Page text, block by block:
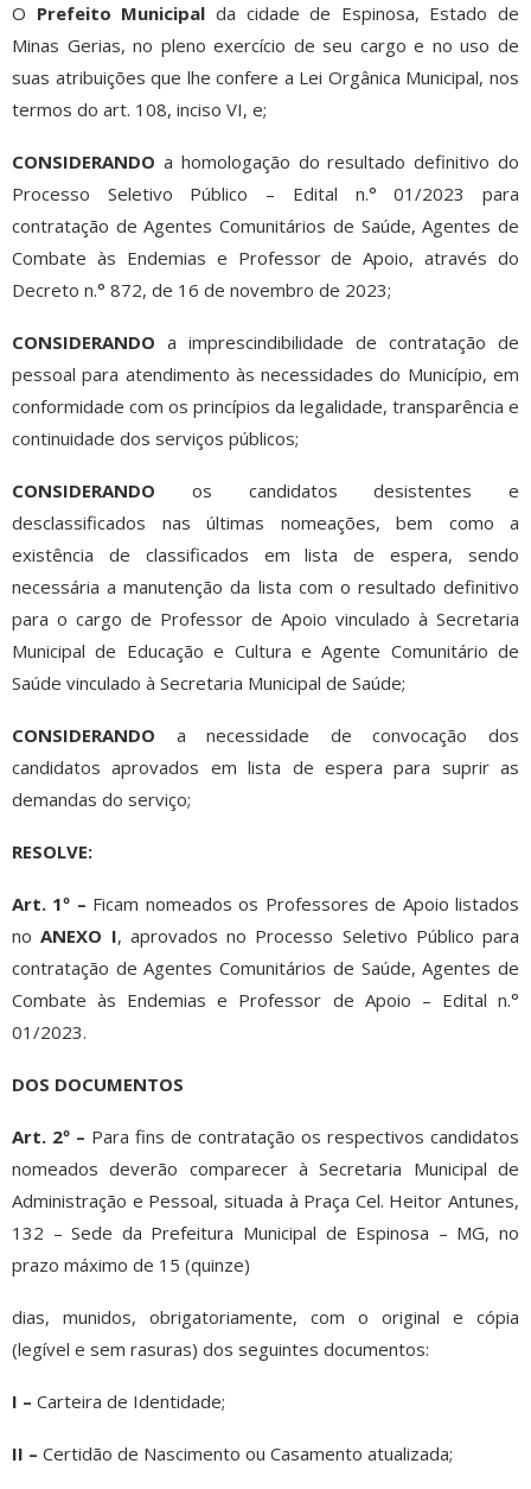
O Prefeito Municipal da cidade de Espinosa, Estado de
Minas Gerias, no pleno exercício de seu cargo e no uso de
suas atribuições que lhe confere a Lei Orgânica Municipal, nos
termos do art. 108, inciso VI, e;
CONSIDERANDO a homologação do resultado definitivo do
Processo Seletivo Público – Edital n.° 01/2023 para
contratação de Agentes Comunitários de Saúde, Agentes de
Combate às Endemias e Professor de Apoio, através do
Decreto n.° 872, de 16 de novembro de 2023;
CONSIDERANDO a imprescindibilidade de contratação de
pessoal para atendimento às necessidades do Município, em
conformidade com os princípios da legalidade, transparência e
continuidade dos serviços públicos;
CONSIDERANDO os candidatos desistentes e
desclassificados nas últimas nomeações, bem como a
existência de classificados em lista de espera, sendo
necessária a manutenção da lista com o resultado definitivo
para o cargo de Professor de Apoio vinculado à Secretaria
Municipal de Educação e Cultura e Agente Comunitário de
Saúde vinculado à Secretaria Municipal de Saúde;
CONSIDERANDO a necessidade de convocação dos
candidatos aprovados em lista de espera para suprir as
demandas do serviço;
RESOLVE:
Art. 1º – Ficam nomeados os Professores de Apoio listados
noANEXO I, aprovados no Processo Seletivo Público para
contratação de Agentes Comunitários de Saúde, Agentes de
Combate às Endemias e Professor de Apoio – Edital n.°
01/2023.
DOS DOCUMENTOS
Art. 2º – Para fins de contratação os respectivos candidatos
nomeados deverão comparecer à Secretaria Municipal de
Administração e Pessoal, situada à Praça Cel. Heitor Antunes,
132 – Sede da Prefeitura Municipal de Espinosa – MG, no
prazo máximo de 15 (quinze)
dias, munidos, obrigatoriamente, com o original e cópia
(legível e sem rasuras) dos seguintes documentos:
I – Carteira de Identidade;
II – Certidão de Nascimento ou Casamento atualizada;